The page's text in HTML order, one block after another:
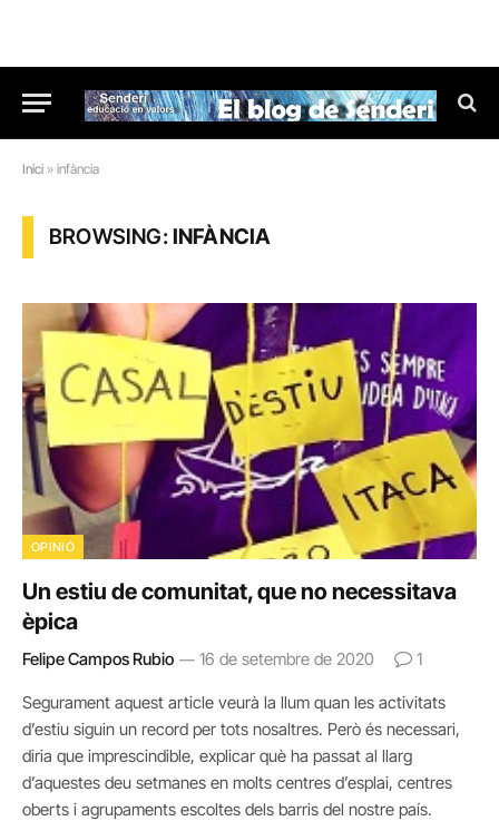
Inici » infància
BROWSING:INFÀNCIA
OPINIÓ
Un estiu de comunitat, que no necessitava
èpica
Felipe Campos Rubio 16 de setembre de 2020 1
Segurament aquest article veurà la llum quan les activitats
d’estiu siguin un record per tots nosaltres. Però és necessari,
diria que imprescindible, explicar què ha passat al llarg
d’aquestes deu setmanes en molts centres d’esplai, centres
oberts i agrupaments escoltes dels barris del nostre país.